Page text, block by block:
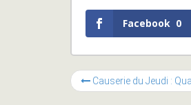
Facebook 0
Causerie du Jeudi :